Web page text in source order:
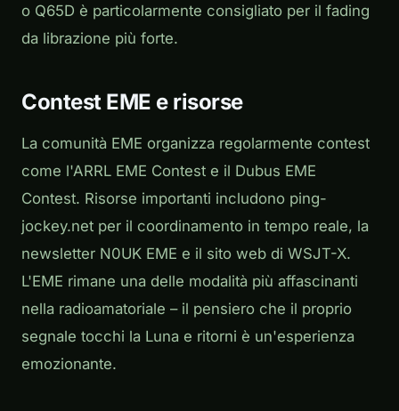
o Q65D è particolarmente consigliato per il fading
da librazione più forte.
Contest EME e risorse
La comunità EME organizza regolarmente contest
come l'ARRL EME Contest e il Dubus EME
Contest. Risorse importanti includono ping-
jockey.net per il coordinamento in tempo reale, la
newsletter N0UK EME e il sito web di WSJT-X.
L'EME rimane una delle modalità più affascinanti
nella radioamatoriale – il pensiero che il proprio
segnale tocchi la Luna e ritorni è un'esperienza
emozionante.